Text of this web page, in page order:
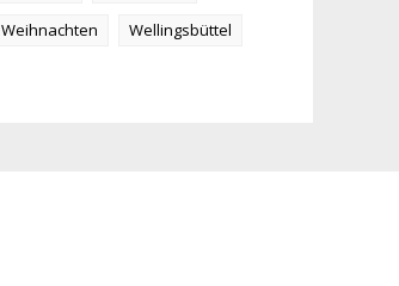
Weihnachten
Wellingsbüttel